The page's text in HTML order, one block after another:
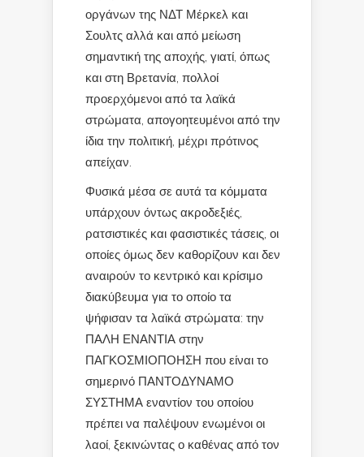
οργάνων της ΝΔΤ Μέρκελ και
Σουλτς αλλά και από μείωση
σημαντική της αποχής, γιατί, όπως
και στη Βρετανία, πολλοί
προερχόμενοι από τα λαϊκά
στρώματα, απογοητευμένοι από την
ίδια την πολιτική, μέχρι πρότινος
απείχαν.
Φυσικά μέσα σε αυτά τα κόμματα
υπάρχουν όντως ακροδεξιές,
ρατσιστικές και φασιστικές τάσεις, οι
οποίες όμως δεν καθορίζουν και δεν
αναιρούν το κεντρικό και κρίσιμο
διακύβευμα για το οποίο τα
ψήφισαν τα λαϊκά στρώματα: την
ΠΑΛΗ ΕΝΑΝΤΙΑ στην
ΠΑΓΚΟΣΜΙΟΠΟΗΣΗ που είναι το
σημερινό ΠΑΝΤΟΔΥΝΑΜΟ
ΣΥΣΤΗΜΑ εναντίον του οποίου
πρέπει να παλέψουν ενωμένοι οι
λαοί, ξεκινώντας ο καθένας από τον